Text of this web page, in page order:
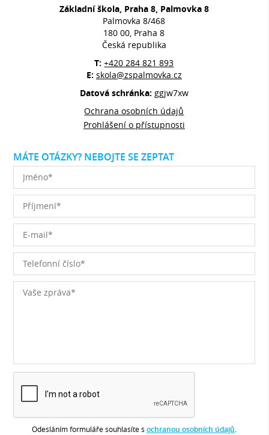
Základní škola, Praha 8, Palmovka 8
Palmovka 8/468
180 00, Praha 8
Česká republika
T:+420 284 821 893
E: skola@zspalmovka.cz
Datová schránka: ggjw7xw
Ochrana osobních údajů
Prohlášení o přístupnosti
MÁTE OTÁZKY? NEBOJTE SE ZEPTAT
Odesláním formuláře souhlasíte s ochranou osobních údajů